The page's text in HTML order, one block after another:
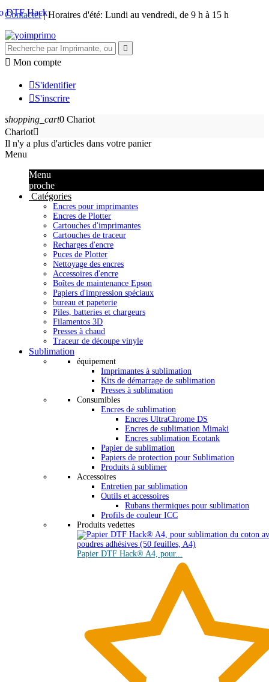
Contacter| Horaires d'été: Lundi au vendredi, de 9 h à 15 h

 Mon compte
S'identifier
S'inscrire
shopping_cart0 Chariot
Chariot
Il n'y a plus d'articles dans votre panier
Menu
Menu
proche
Catégories
Encres pour imprimantes
Encres de Plotter
Cartouches d'imprimantes
Cartouches de traceur
Recharges d'encre
Puces de Plotter
Nettoyage des encres
Accessoires d'encre
Boîtes de maintenance Epson
Papiers d'impression spéciaux
bureau et papeterie
Piles, batteries et chargeurs
Filamentos 3D
Presses à chaud
Traceur de découpe vinyle
Sublimation
équipement
Imprimantes à sublimation
Kits de démarrage de sublimation
Presses à sublimation
Consumibles
Encres de sublimation
Encres UltraChrome DS
Encres de sublimation Mimaki
Encres sublimation Ecotank
Papier de sublimation
Papiers de protection pour Sublimation
Produits à sublimer
Accessoires
Entretien par sublimation
Outils et accessoires
Rubans thermiques pour sublimation
Profils de couleur ICC
Produits vedettes
Papier DTF Hack® A4, pour...